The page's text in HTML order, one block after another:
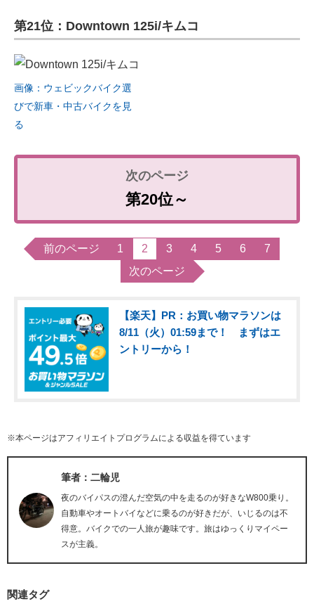
第21位：Downtown 125i/キムコ
画像：ウェビックバイク選
びで新車・中古バイクを見
る
第20位～
前のページ 1 2 3 4 5 6
7
次のページ
【楽天】PR：お買い物マラソンは
8/11（火）01:59まで！ まずはエ
ントリーから！
※本ページはアフィリエイトプログラムによる収益を得ています
筆者：二輪児
夜のバイパスの澄んだ空気の中を走るのが好きなW800乗り。
自動車やオートバイなどに乗るのが好きだが、いじるのは不
得意。バイクでの一人旅が趣味です。旅はゆっくりマイペー
スが主義。
関連タグ